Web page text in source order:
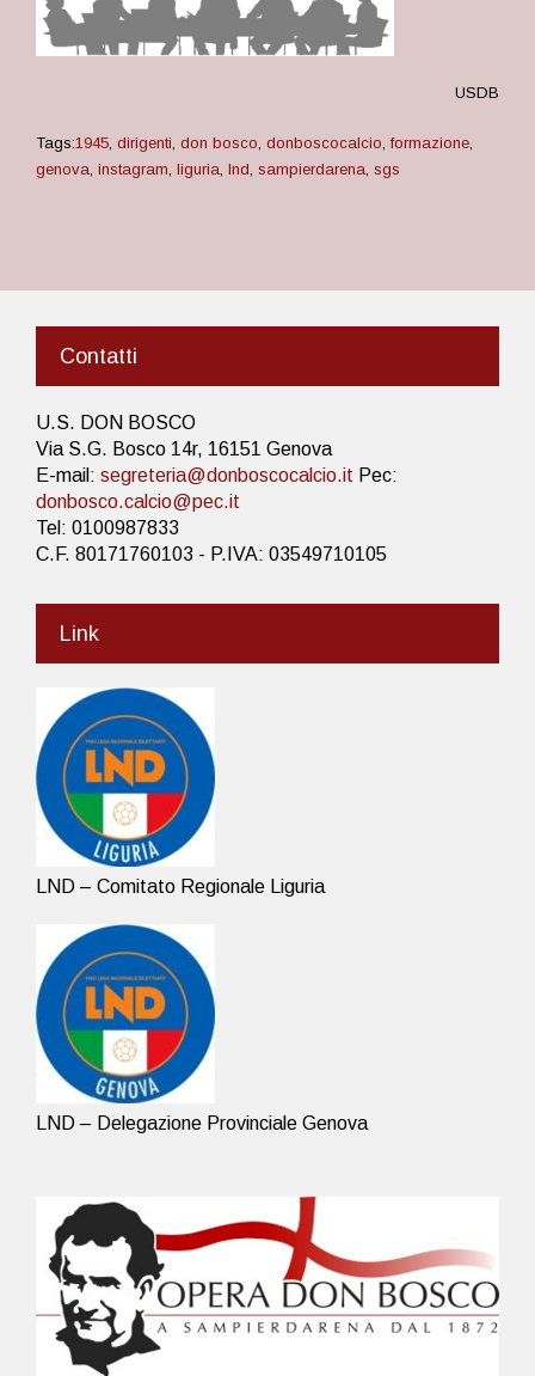
USDB
Tags:1945, dirigenti, don bosco, donboscocalcio,formazione,
genova, instagram, liguria, lnd, sampierdarena, sgs
Contatti
U.S. DON BOSCO
Via S.G. Bosco 14r, 16151 Genova
E-mail: segreteria@donboscocalcio.it Pec:
donbosco.calcio@pec.it
Tel: 0100987833
C.F. 80171760103 - P.IVA: 03549710105
Link
LND – Comitato Regionale Liguria
LND – Delegazione Provinciale Genova